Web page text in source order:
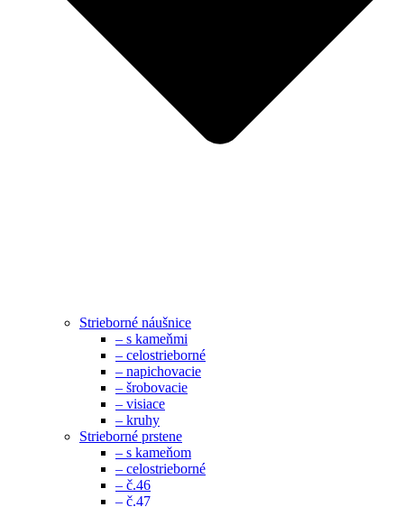
Strieborné náušnice
– s kameňmi
– celostrieborné
– napichovacie
– šrobovacie
– visiace
– kruhy
Strieborné prstene
– s kameňom
– celostrieborné
– č.46
– č.47